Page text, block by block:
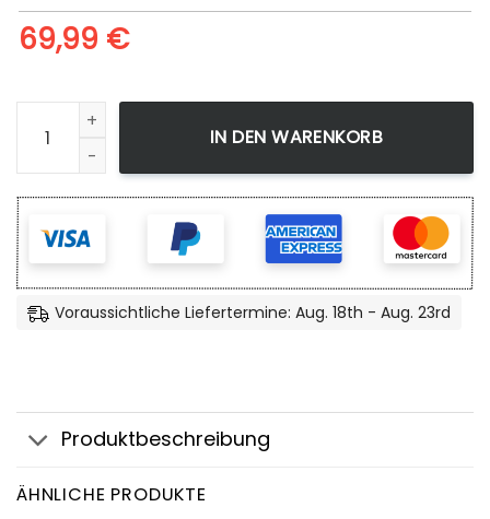
69,99 €
Multibiom-Minecraft-Teppich, Rutschfester Gaming
IN DEN WARENKORB
Voraussichtliche Liefertermine: Aug. 18th - Aug. 23rd
Produktbeschreibung
ÄHNLICHE PRODUKTE